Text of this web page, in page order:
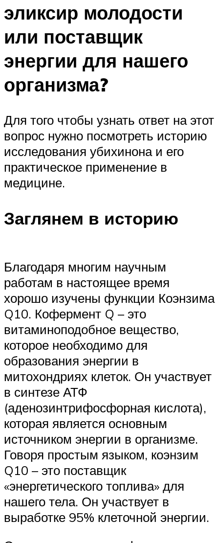
эликсир молодости
или поставщик
энергии для нашего
организма?
Для того чтобы узнать ответ на этот
вопрос нужно посмотреть историю
исследования убихинона и его
практическое применение в
медицине.
Заглянем в историю
Благодаря многим научным
работам в настоящее время
хорошо изучены функции Коэнзима
Q10. Кофермент Q – это
витаминоподобное вещество,
которое необходимо для
образования энергии в
митохондриях клеток. Он участвует
в синтезе АТФ
(аденозинтрифосфорная кислота),
которая является основным
источником энергии в организме.
Говоря простым языком, коэнзим
Q10 – это поставщик
«энергетического топлива» для
нашего тела. Он участвует в
выработке 95% клеточной энергии.